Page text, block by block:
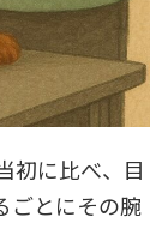
初に比べ、目
ごとにその腕